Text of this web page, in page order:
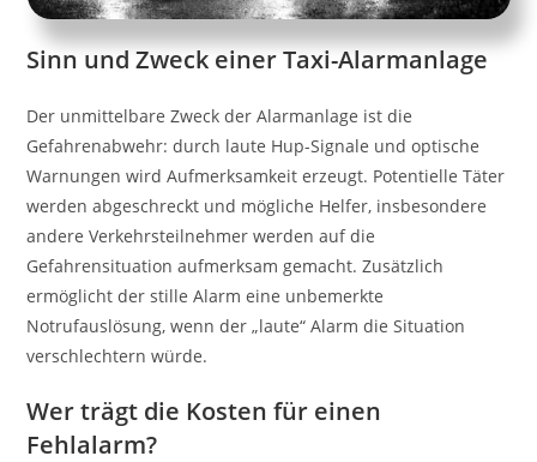
Sinn und Zweck einer Taxi-Alarmanlage
Der unmittelbare Zweck der Alarmanlage ist die
Gefahrenabwehr: durch laute Hup-Signale und optische
Warnungen wird Aufmerksamkeit erzeugt. Potentielle Täter
werden abgeschreckt und mögliche Helfer, insbesondere
andere Verkehrsteilnehmer werden auf die
Gefahrensituation aufmerksam gemacht. Zusätzlich
ermöglicht der stille Alarm eine unbemerkte
Notrufauslösung, wenn der „laute“ Alarm die Situation
verschlechtern würde.
Wer trägt die Kosten für einen
Fehlalarm?